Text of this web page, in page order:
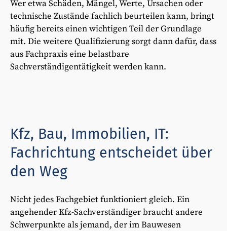
Wer etwa Schäden, Mängel, Werte, Ursachen oder
technische Zustände fachlich beurteilen kann, bringt
häufig bereits einen wichtigen Teil der Grundlage
mit. Die weitere Qualifizierung sorgt dann dafür, dass
aus Fachpraxis eine belastbare
Sachverständigentätigkeit werden kann.
Kfz, Bau, Immobilien, IT:
Fachrichtung entscheidet über
den Weg
Nicht jedes Fachgebiet funktioniert gleich. Ein
angehender Kfz-Sachverständiger braucht andere
Schwerpunkte als jemand, der im Bauwesen